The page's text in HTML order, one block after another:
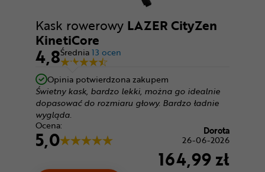
Kask rowerowy LAZER CityZen
KinetiCore
4,8Średnia13 ocen
Opinia potwierdzona zakupem
Świetny kask, bardzo lekki, można go idealnie
dopasować do rozmiaru głowy. Bardzo ładnie
wygląda.
Ocena:
5,0 Dorota
26-06-2026
164,99 zł